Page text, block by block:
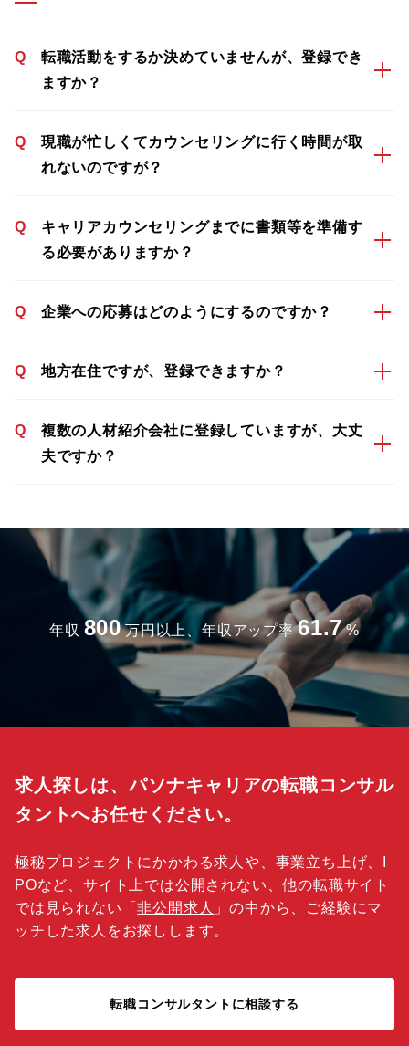
Q
転職活動をするか決めていませんが、登録でき
ますか？
Q
現職が忙しくてカウンセリングに行く時間が取
れないのですが？
Q
キャリアカウンセリングまでに書類等を準備す
る必要がありますか？
Q 企業への応募はどのようにするのですか？
Q 地方在住ですが、登録できますか？
Q
複数の人材紹介会社に登録していますが、大丈
夫ですか？
年収 800 万円以上、年収アップ率 61.7 %
求人探しは、パソナキャリアの転職コンサル
タントへお任せください。
極秘プロジェクトにかかわる求人や、事業立ち上げ、I
POなど、サイト上では公開されない、他の転職サイト
では見られない「非公開求人 」の中から、ご経験にマ
ッチした求人をお探しします。
転職コンサルタントに相談する